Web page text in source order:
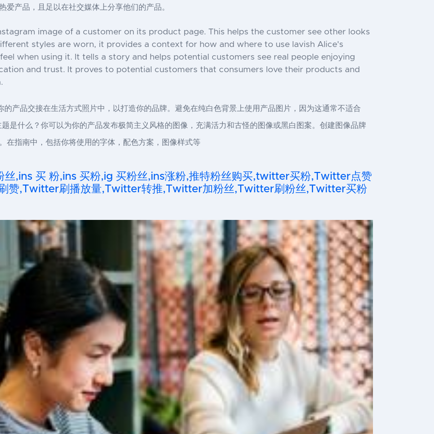
产品，且足以在社交媒体上分享他们的产品。
image of a customer on its product page. This helps the customer see other looks
styles are worn, it provides a context for how and where to use lavish Alice's
when using it. It tells a story and helps potential customers see real people enjoying
and trust. It proves to potential customers that consumers love their products and
产品交接在生活方式照片中，以打造你的品牌。避免在纯白色背景上使用产品图片，因为这通常不适合
是什么？你可以为你的产品发布极简主义风格的图像，充满活力和古怪的图像或黑白图案。创建图像品牌
在指南中，包括你将使用的字体，配色方案，图像样式等
丝,ins 买 粉,ins 买粉,ig 买粉丝,ins涨粉,推特粉丝购买,twitter买粉,Twitter点赞
赞,Twitter刷播放量,Twitter转推,Twitter加粉丝,Twitter刷粉丝,Twitter买粉